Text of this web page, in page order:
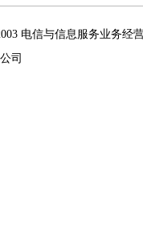
电信与信息服务业务经
司